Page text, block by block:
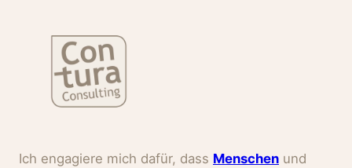
Ich engagiere mich dafür, dass Menschen und